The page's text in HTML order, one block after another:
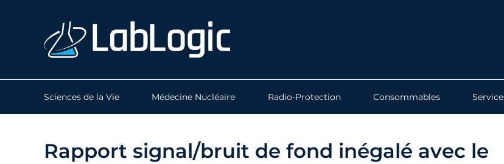
Sciences de la Vie Médecine Nucléaire Radio-Protection Consommables
Rapport signal/bruit de fond inégalé avec le